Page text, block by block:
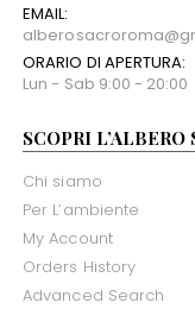
EMAIL:
ORARIO DI APERTURA:
Lun - Sab 9:00 - 20:00
SCOPRI L’ALBERO
Chi siamo
Per L’ambiente
My Account
Orders History
Advanced Search